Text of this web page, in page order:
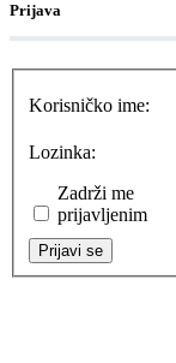
Prijava
Korisničko ime:
Lozinka:
Zadrži me
prijavljenim
Prijavi se